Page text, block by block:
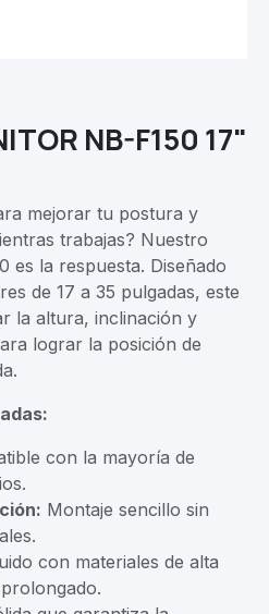
NB-F150 17"
mejorar tu postura y
trabajas? Nuestro
es la respuesta. Diseñado
de 17 a 35 pulgadas, este
la altura, inclinación y
lograr la posición de
con la mayoría de
Montaje sencillo sin
con materiales de alta